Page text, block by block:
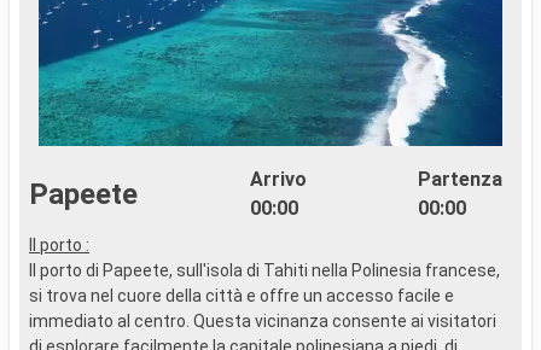
Papeete
Arrivo
00:00
Partenza
00:00
Il porto :
Il porto di Papeete, sull'isola di Tahiti nella Polinesia francese,
si trova nel cuore della città e offre un accesso facile e
immediato al centro. Questa vicinanza consente ai visitatori